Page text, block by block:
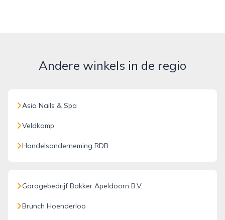
Andere winkels in de regio
Asia Nails & Spa
Veldkamp
Handelsonderneming RDB
Garagebedrijf Bakker Apeldoorn B.V.
Brunch Hoenderloo